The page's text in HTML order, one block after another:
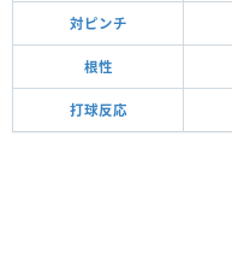
対ピンチ
根性
打球反応